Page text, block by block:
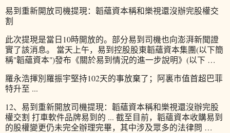
易到重新開放司機提現：韜蘊資本稱和樂視還沒辦完股權交
割
此次提現是當日10時開放的。部分易到司機也向澎湃新聞證
實了該消息。 當天上午，易到控股股東韜蘊資本集團(以下簡
稱"韜蘊資本")發布《關於易到情況的進一步說明》(以下 …
羅永浩揮別羅振宇堅持102天的事放棄了；阿裏市值首超巴菲
特升至 ...
12、易到重新開放司機提現：韜蘊資本稱和樂視還沒辦完股
權交割 打車軟件品牌易到的 ... 截至目前，韜蘊資本收購易到
的股權變更仍未完全辦理完畢，其中涉及眾多的法律問 …